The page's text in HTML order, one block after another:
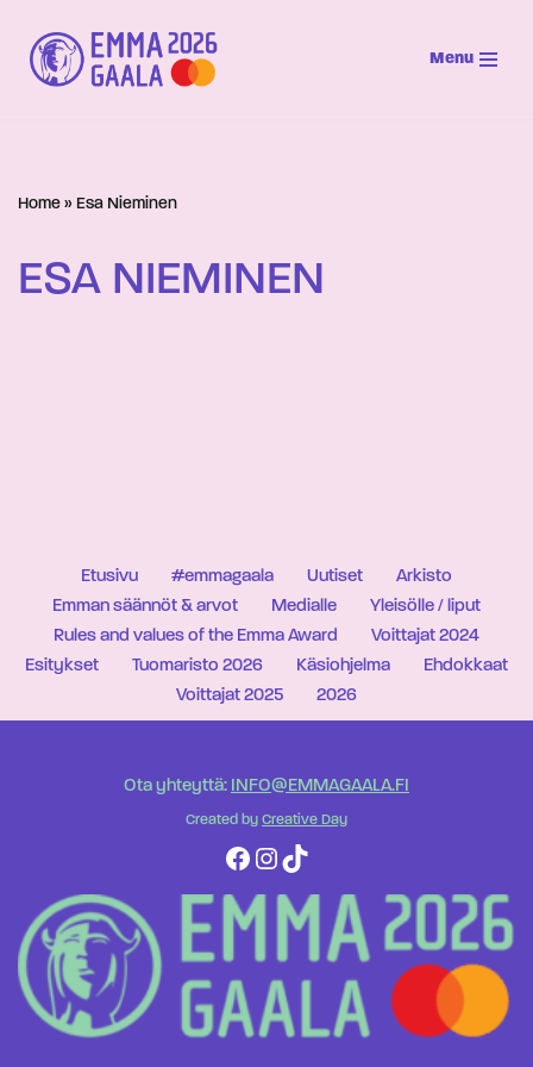
Siirry
suoraan
Menu
Home » Esa Nieminen
ESA NIEMINEN
Etusivu #emmagaala Uutiset
Arkisto
Emman säännöt & arvot
Medialle
Yleisölle / liput
Rules and values of the Emma Award
Voittajat 2024
Esitykset
Tuomaristo 2026 Käsiohjelma
Ehdokkaat
Voittajat 2025
2026
Ota yhteyttä: INFO@EMMAGAALA.FI
Created by Creative Day